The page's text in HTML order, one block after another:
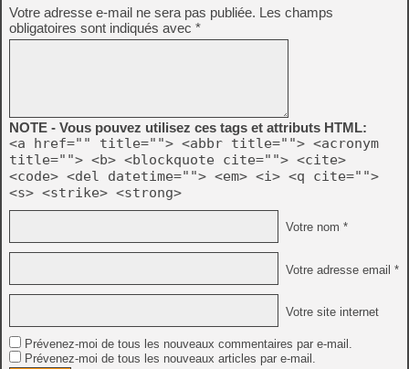
Votre adresse e-mail ne sera pas publiée. Les champs
obligatoires sont indiqués avec *
NOTE - Vous pouvez utilisez ces tags et attributs HTML:
<a href="" title=""> <abbr title=""> <acronym
title=""> <b> <blockquote cite=""> <cite>
<code> <del datetime=""> <em> <i> <q cite="">
<s> <strike> <strong>
Votre nom *
Votre adresse email *
Votre site internet
Prévenez-moi de tous les nouveaux commentaires par e-mail.
Prévenez-moi de tous les nouveaux articles par e-mail.